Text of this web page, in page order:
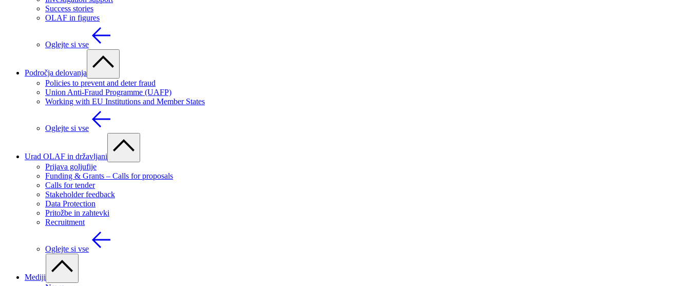
Success stories
OLAF in figures
Oglejte si vse
Področja delovanja
Policies to prevent and deter fraud
Union Anti-Fraud Programme (UAFP)
Working with EU Institutions and Member States
Oglejte si vse
Urad OLAF in državljani
Prijava goljufije
Funding & Grants – Calls for proposals
Calls for tender
Stakeholder feedback
Data Protection
Pritožbe in zahtevki
Recruitment
Oglejte si vse
Mediji